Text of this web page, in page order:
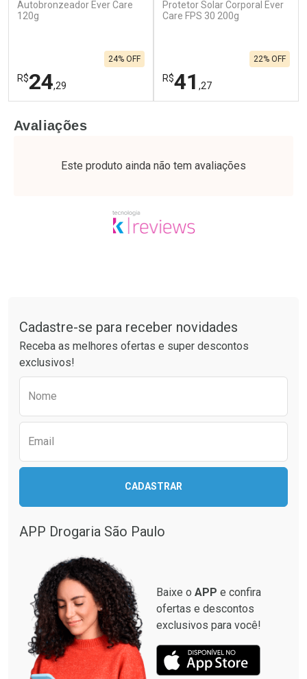
Autobronzeador Ever Care
120g
R$24,29
24% OFF
Laboratório
Ativar Desconto
Comprar sem Desconto
Por Menos
Comprar sem Desconto
Por R$ 24,29/cada
Protetor Solar Corporal Ever
Care FPS 30 200g
R$41 ,27
22% OFF
Laboratório
Ativar Desconto
Comprar sem Desconto
Por Menos
Comprar sem Desconto
Avaliações
Este produto ainda não tem avaliações
Cadastre-se para receber novidades
Receba as melhores ofertas e super descontos
exclusivos!
Nome
Email
CADASTRAR
APP Drogaria São Paulo
Baixe o APP e confira
ofertas e descontos
exclusivos para você!